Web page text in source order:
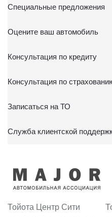
Специальные предложения
Оцените ваш автомобиль
Консультация по кредиту
Консультация по
Записаться на ТО
Служба клиентской
Тойота Центр Сити